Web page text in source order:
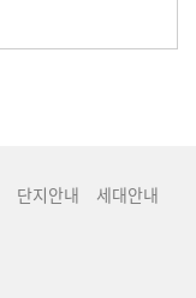
단지안내
세대안내